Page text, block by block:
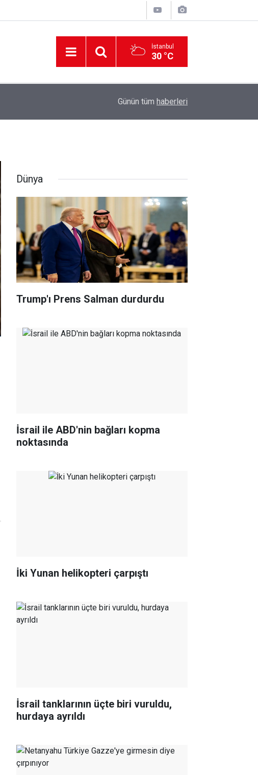
İstanbul
30 °C
İzmir 112’de Kan Donduran İddialar!
Günün tüm haberleri
Dünya
Trump'ı Prens Salman durdurdu
İsrail ile ABD'nin bağları kopma
noktasında
İki Yunan helikopteri çarpıştı
İsrail tanklarının üçte biri vuruldu,
hurdaya ayrıldı